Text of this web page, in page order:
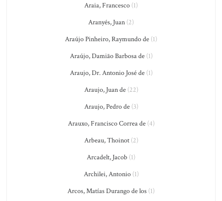
Araia, Francesco (1)
Aranyés, Juan (2)
Araújo Pinheiro, Raymundo de (1)
Araújo, Damião Barbosa de(1)
Araujo, Dr. Antonio José de(1)
Araujo, Juan de(22)
Araujo, Pedro de(3)
Arauxo, Francisco Correa de(4)
Arbeau, Thoinot(2)
Arcadelt, Jacob (1)
Archilei, Antonio(1)
Arcos, Matías Durango de los (1)